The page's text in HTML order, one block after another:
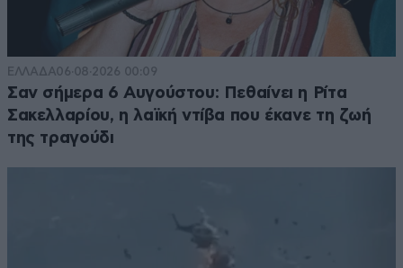
ΕΛΛΑΔΑ06·08·2026 00:09
Σαν σήμερα 6 Αυγούστου: Πεθαίνει η Ρίτα
Σακελλαρίου, η λαϊκή ντίβα που έκανε τη ζωή
της τραγούδι